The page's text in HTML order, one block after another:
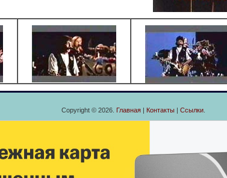
Copyright © 2026. Главная| Контакты| Ссылки.